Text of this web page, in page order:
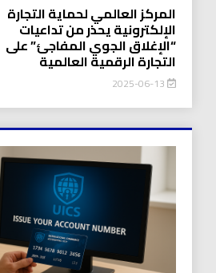
المركز العالمي لحماية التجارة
الإلكترونية يحذر من تداعيات
“الإغلاق الجوي المفاجئ” على
التجارة الرقمية العالمية
2025-06-13